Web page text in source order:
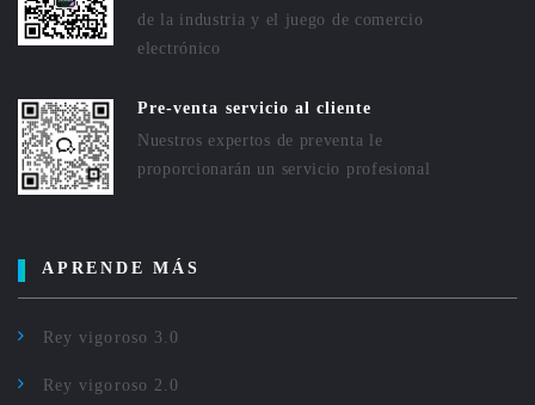
de la industria y el juego de comercio
electrónico
Pre-venta servicio al cliente
Nuestros expertos de preventa le
proporcionarán un servicio profesional
APRENDE MÁS
Rey vigoroso 3.0
Rey vigoroso 2.0